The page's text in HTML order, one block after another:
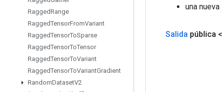
RaggedRange
RaggedTensorFromVariant
RaggedTensorToSparse
RaggedTensorToTensor
RaggedTensorToVariant
RaggedTensorToVariantGradient
RandomDatasetV2
una
Salida pública